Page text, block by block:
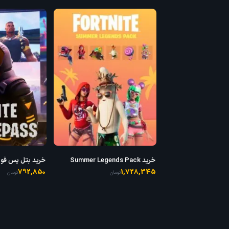
خرید Summer Legends Pack
1,728,345تومان
BattlePass
792,850تومان